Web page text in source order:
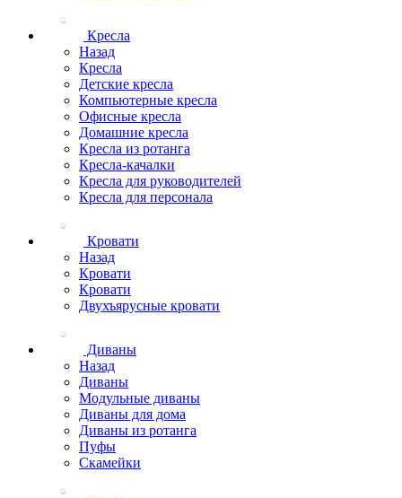
Кресла
Назад
Кресла
Детские кресла
Компьютерные кресла
Офисные кресла
Домашние кресла
Кресла из ротанга
Кресла-качалки
Кресла для руководителей
Кресла для персонала
Кровати
Назад
Кровати
Кровати
Двухъярусные кровати
Диваны
Назад
Диваны
Модульные диваны
Диваны для дома
Диваны из ротанга
Пуфы
Скамейки